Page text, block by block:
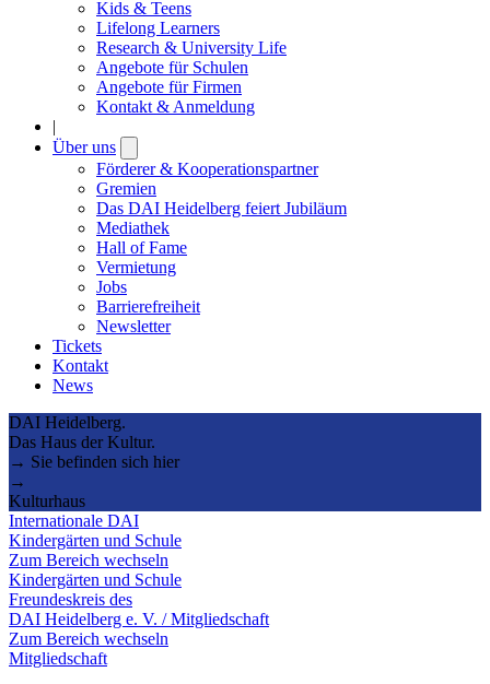
Kids & Teens
Lifelong Learners
Research & University Life
Angebote für Schulen
Angebote für Firmen
Kontakt & Anmeldung
|
Über uns
submenu
Förderer & Kooperationspartner
Gremien
Das DAI Heidelberg feiert Jubiläum
Mediathek
Hall of Fame
Vermietung
Jobs
Barrierefreiheit
Newsletter
Tickets
Kontakt
News
DAI Heidelberg.
Das Haus der Kultur.
→ Sie befinden sich hier
→
Kulturhaus
Internationale DAI
Kindergärten und Schule
Zum Bereich wechseln
Kindergärten und Schule
Freundeskreis des
DAI Heidelberg e. V. / Mitgliedschaft
Zum Bereich wechseln
Mitgliedschaft